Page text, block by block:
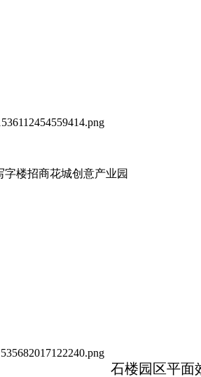
平面效果